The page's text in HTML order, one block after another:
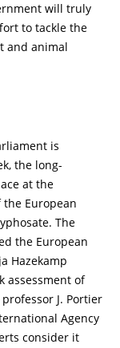
will truly
to tackle the
and animal
is
the long-
at the
European
The
the European
Hazekamp
assessment of
J. Portier
Agency
consider it